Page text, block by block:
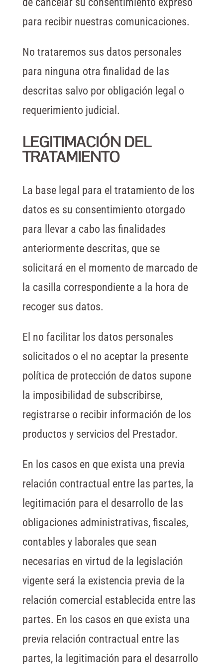
para recibir nuestras comunicaciones.
No trataremos sus datos personales
para ninguna otra finalidad de las
descritas salvo por obligación legal o
requerimiento judicial.
LEGITIMACIÓN DEL
TRATAMIENTO
La base legal para el tratamiento de los
datos es su consentimiento otorgado
para llevar a cabo las finalidades
anteriormente descritas, que se
solicitará en el momento de marcado de
la casilla correspondiente a la hora de
recoger sus datos.
El no facilitar los datos personales
solicitados o el no aceptar la presente
política de protección de datos supone
la imposibilidad de subscribirse,
registrarse o recibir información de los
productos y servicios del Prestador.
En los casos en que exista una previa
relación contractual entre las partes, la
legitimación para el desarrollo de las
obligaciones administrativas, fiscales,
contables y laborales que sean
necesarias en virtud de la legislación
vigente será la existencia previa de la
relación comercial establecida entre las
partes. En los casos en que exista una
previa relación contractual entre las
partes, la legitimación para el desarrollo